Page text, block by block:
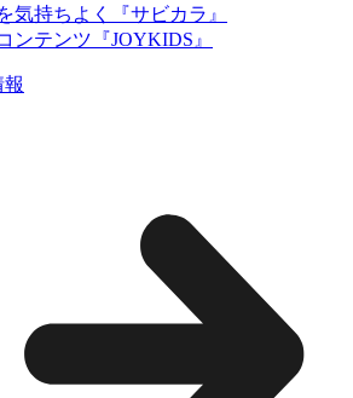
気持ちよく『サビカラ』
ンテンツ『JOYKIDS』